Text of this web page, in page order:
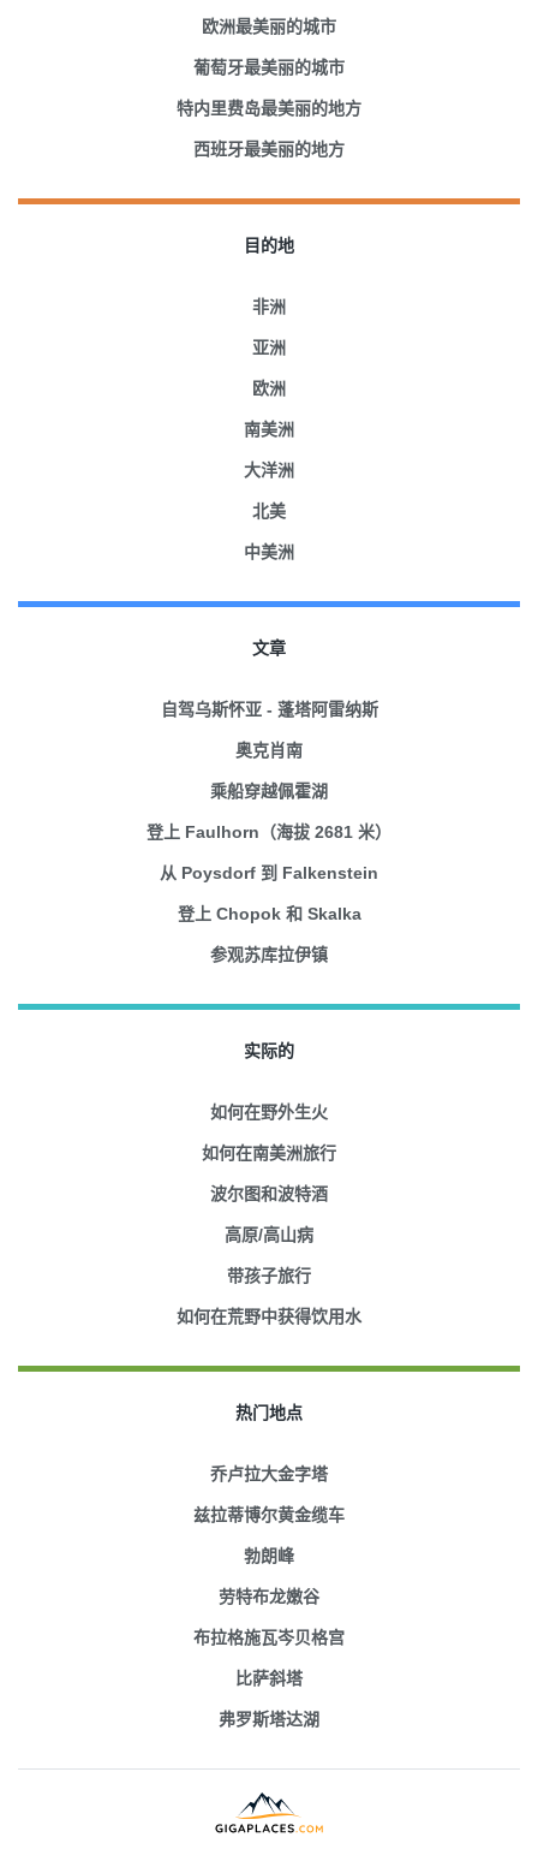
欧洲最美丽的城市
葡萄牙最美丽的城市
特内里费岛最美丽的地方
西班牙最美丽的地方
目的地
非洲
亚洲
欧洲
南美洲
大洋洲
北美
中美洲
文章
自驾乌斯怀亚 - 蓬塔阿雷纳斯
奥克肖南
乘船穿越佩霍湖
登上 Faulhorn（海拔 2681 米）
从 Poysdorf 到 Falkenstein
登上 Chopok 和 Skalka
参观苏库拉伊镇
实际的
如何在野外生火
如何在南美洲旅行
波尔图和波特酒
高原/高山病
带孩子旅行
如何在荒野中获得饮用水
热门地点
乔卢拉大金字塔
兹拉蒂博尔黄金缆车
勃朗峰
劳特布龙嫩谷
布拉格施瓦岑贝格宫
比萨斜塔
弗罗斯塔达湖